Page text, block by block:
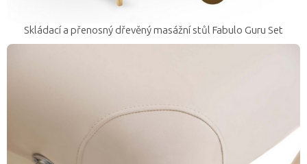
Skládací a přenosný dřevěný masážní stůl Fabulo Guru Set